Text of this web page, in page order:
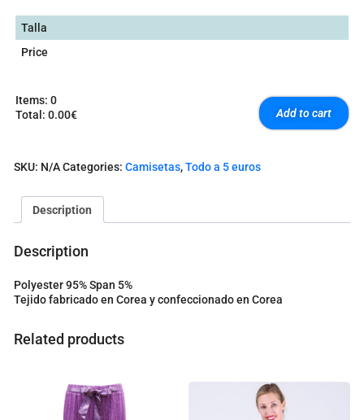
Talla
Price
Items: 0
Total : 0.00€
e
o
t
o
a
Add to cart
SKU: N/ACategories: Camisetas,Todo a 5 euros
Description
Description
Polyester 95% Span 5%
Tejido fabricado en Corea y confeccionado en Corea
Related products